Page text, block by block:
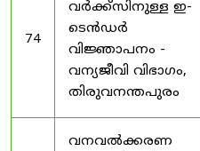
74
വർക്ക്സിനുള്ള ഇ-
ടെൻഡർ
വിജ്ഞാപനം -
വന്യജീവി വിഭാഗം,
തിരുവനന്തപുരം
വനവൽക്കരണ